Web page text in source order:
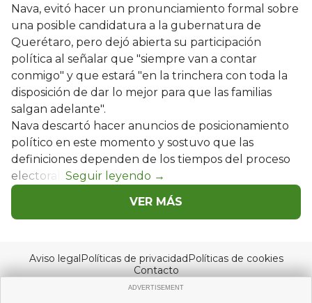
Nava, evitó hacer un pronunciamiento formal sobre
una posible candidatura a la gubernatura de
Querétaro, pero dejó abierta su participación
política al señalar que "siempre van a contar
conmigo" y que estará "en la trinchera con toda la
disposición de dar lo mejor para que las familias
salgan adelante".
Nava descartó hacer anuncios de posicionamiento
político en este momento y sostuvo que las
definiciones dependen de los tiempos del proceso
electoral.
VER MÁS
Aviso legal Políticas de privacidad Políticas de cookies
Contacto